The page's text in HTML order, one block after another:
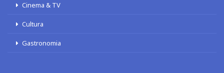
Cinema & TV
Cultura
Gastronomia